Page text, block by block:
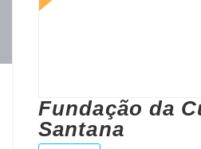
Fundação da
Santana